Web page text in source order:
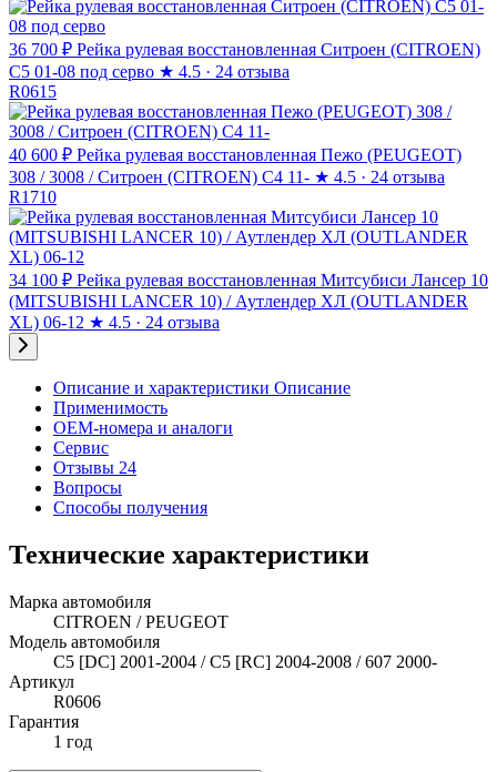
36 700 ₽ Рейка рулевая восстановленная Ситроен (CITROEN)
C5 01-08 под серво ★ 4.5 · 24 отзыва
R0615
40 600 ₽ Рейка рулевая восстановленная Пежо (PEUGEOT)
308 / 3008 / Ситроен (CITROEN) C4 11- ★ 4.5 · 24 отзыва
R1710
34 100 ₽ Рейка рулевая восстановленная Митсубиси Лансер 10
(MITSUBISHI LANCER 10) / Аутлендер ХЛ (OUTLANDER
XL) 06-12 ★ 4.5 · 24 отзыва
Описание и характеристики Описание
Применимость
OEM-номера и аналоги
Сервис
Отзывы 24
Вопросы
Способы получения
Технические характеристики
Марка автомобиля
CITROEN / PEUGEOT
Модель автомобиля
C5 [DC] 2001-2004 / C5 [RC] 2004-2008 / 607 2000-
Артикул
R0606
Гарантия
1 год